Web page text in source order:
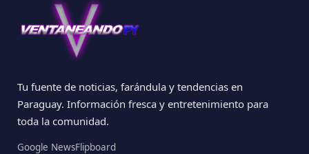
Tu fuente de noticias, farándula y tendencias en
Paraguay. Información fresca y entretenimiento para
toda la comunidad.
Google NewsFlipboard